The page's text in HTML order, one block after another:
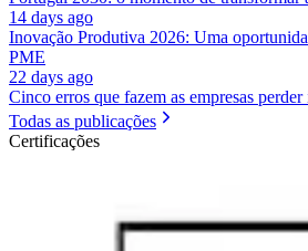
14 days ago
Inovação Produtiva 2026: Uma
PME
22 days ago
Cinco erros que fazem as empresas
Todas as publicações
Certificações